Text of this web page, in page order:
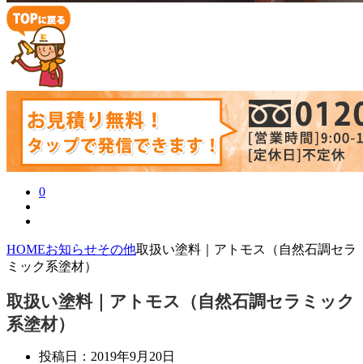
0
HOMEお知らせその他取扱い塗料｜アトモス（自然石調セラ
ミック系塗材）
取扱い塗料｜アトモス（自然石調セラミック
系塗材）
投稿日： 2019年9月20日